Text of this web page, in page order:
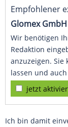
Empfohlener
Glomex GmbH
Wir benötigen
Redaktion
anzuzeigen. Sie
lassen und
jetzt
Ich bin damit